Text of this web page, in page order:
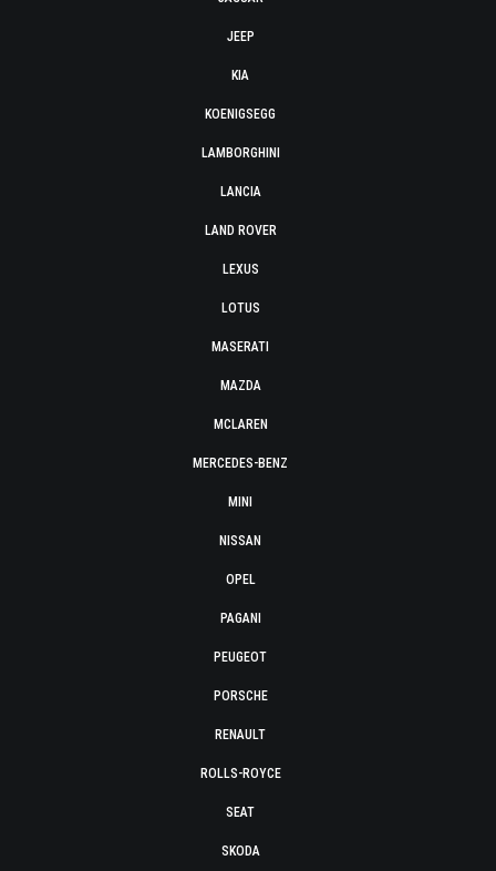
JEEP
KIA
KOENIGSEGG
LAMBORGHINI
LANCIA
LAND ROVER
LEXUS
LOTUS
MASERATI
MAZDA
MCLAREN
MERCEDES-BENZ
MINI
NISSAN
OPEL
PAGANI
PEUGEOT
PORSCHE
RENAULT
ROLLS-ROYCE
SEAT
SKODA